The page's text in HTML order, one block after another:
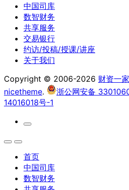
中国司库
数智财务
共享服务
交易银行
约访/投稿/授课/讲座
关于我们
Copyright © 2006-2026 财资一家
nicetheme. 浙公网安备
14016018号-1
首页
中国司库
数智财务